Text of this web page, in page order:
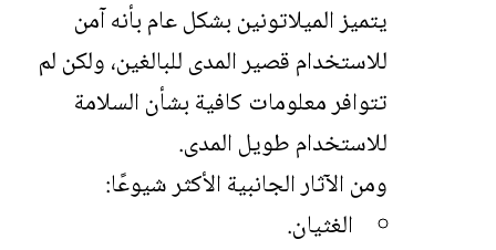
يتميزالميلاتونينبشكل عام بأنه آمن
للاستخدام قصير المدى للبالغين، ولكن لم
تتوافر معلومات كافية بشأن السلامة
للاستخدام طويل المدى.
ومن الآثار الجانبية الأكثر شيوعًا:
الغثيان.